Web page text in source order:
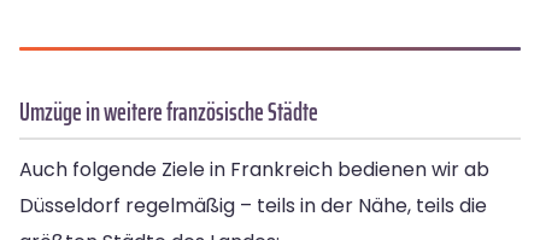
Umzüge in weitere französische Städte
Auch folgende Ziele in Frankreich bedienen wir ab
Düsseldorf regelmäßig – teils in der Nähe, teils die